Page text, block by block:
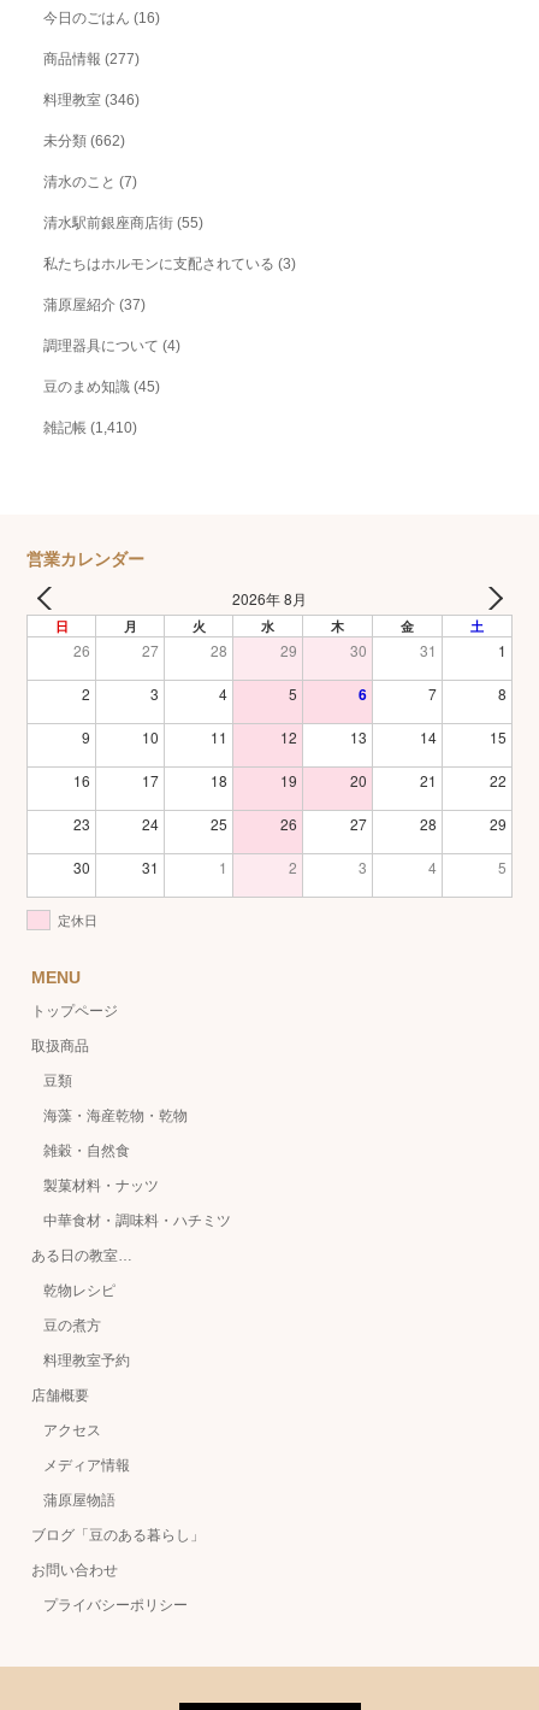
今日のごはん (16)
商品情報 (277)
料理教室 (346)
未分類 (662)
清水のこと (7)
清水駅前銀座商店街 (55)
私たちはホルモンに支配されている (3)
蒲原屋紹介 (37)
調理器具について (4)
豆のまめ知識 (45)
雑記帳 (1,410)
営業カレンダー
2026年 8月
日 月 火 水 木 金 土
26 27 28 29 30 31 1
2 3 4 5 6 7 8
9 10 11 12 13 14 15
16 17 18 19 20 21 22
23 24 25 26 27 28 29
30 31 1 2 3 4 5
定休日
MENU
トップページ
取扱商品
豆類
海藻・海産乾物・乾物
雑穀・自然食
製菓材料・ナッツ
中華食材・調味料・ハチミツ
ある日の教室…
乾物レシピ
豆の煮方
料理教室予約
店舗概要
アクセス
メディア情報
蒲原屋物語
ブログ「豆のある暮らし」
お問い合わせ
プライバシーポリシー